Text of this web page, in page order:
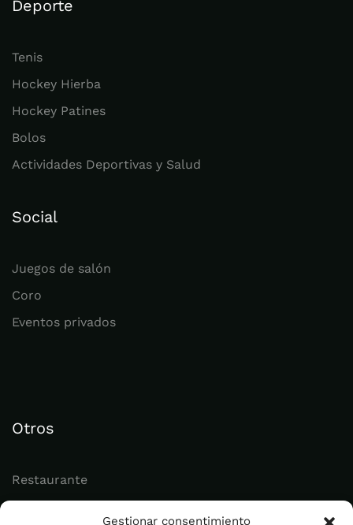
Gestionar consentimiento
Deporte
Tenis
Hockey Hierba
Hockey Patines
Bolos
Actividades Deportivas y Salud
Social
Juegos de salón
Coro
Eventos privados
Otros
Restaurante